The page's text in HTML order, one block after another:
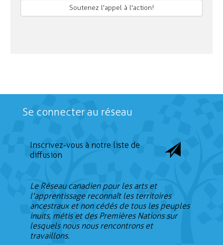
Soutenez l'appel à l'action!
Se connecter au réseau
Inscrivez-vous à notre liste de
diffusion
Le Réseau canadien pour les arts et
l'apprentissage reconnaît les territoires
ancestraux et non cédés de tous les peuples
inuits, métis et des Premières Nations sur
lesquels nous nous rencontrons et
travaillons.